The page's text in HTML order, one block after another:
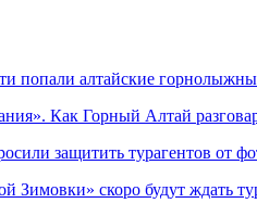
попали алтайские
Как Горный Алтай
защитить турагентов от
Зимовки» скоро будут ждать